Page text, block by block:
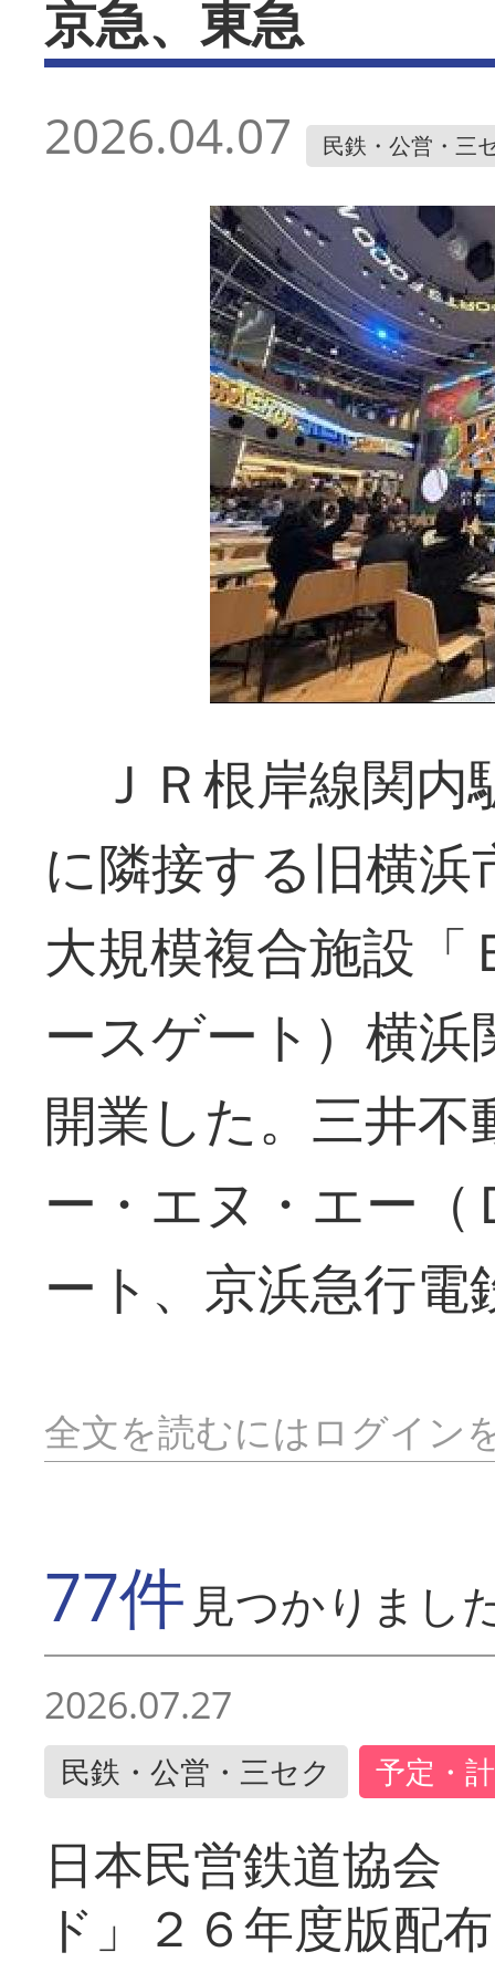
京急、東急
2026.04.07 民鉄・公営・三
ＪＲ根岸線関内
に隣接する旧横
大規模複合施設「
ースゲート）横
開業した。三井
ー・エヌ・エー
ート、京浜急行
全文を読むにはログイン
77件 見つかりまし
2026.07.27
民鉄・公営・三セク 予定・
日本民営鉄道協会
ド」２６年度版配布